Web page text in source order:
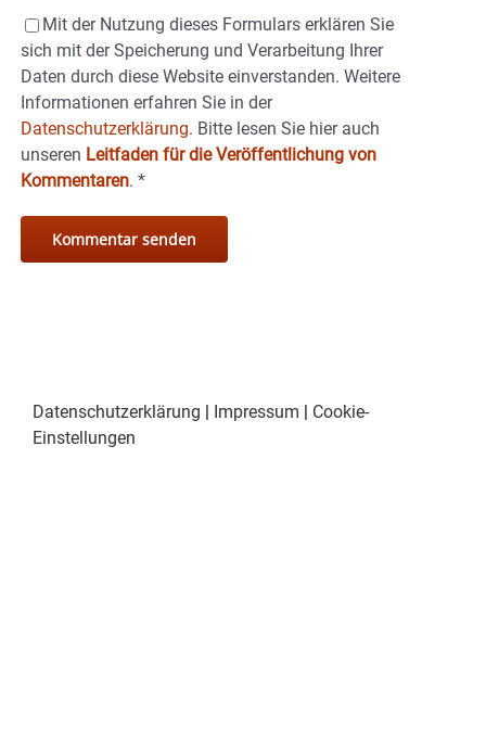
Mit der Nutzung dieses Formulars erklären Sie
sich mit der Speicherung und Verarbeitung Ihrer
Daten durch diese Website einverstanden. Weitere
Informationen erfahren Sie in der
Datenschutzerklärung. Bitte lesen Sie hier auch
unseren Leitfaden für die Veröffentlichung von
Kommentaren. *
Datenschutzerklärung | Impressum | Cookie-
Einstellungen